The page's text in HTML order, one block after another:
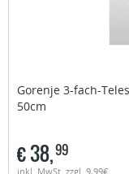
Gorenje 3-fach-
50cm
€38,99
inkl. MwSt. zzgl. 9,99€